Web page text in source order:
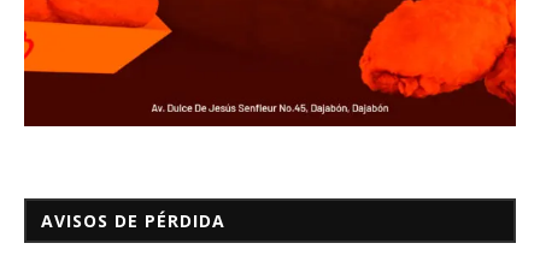
AVISOS DE PÉRDIDA